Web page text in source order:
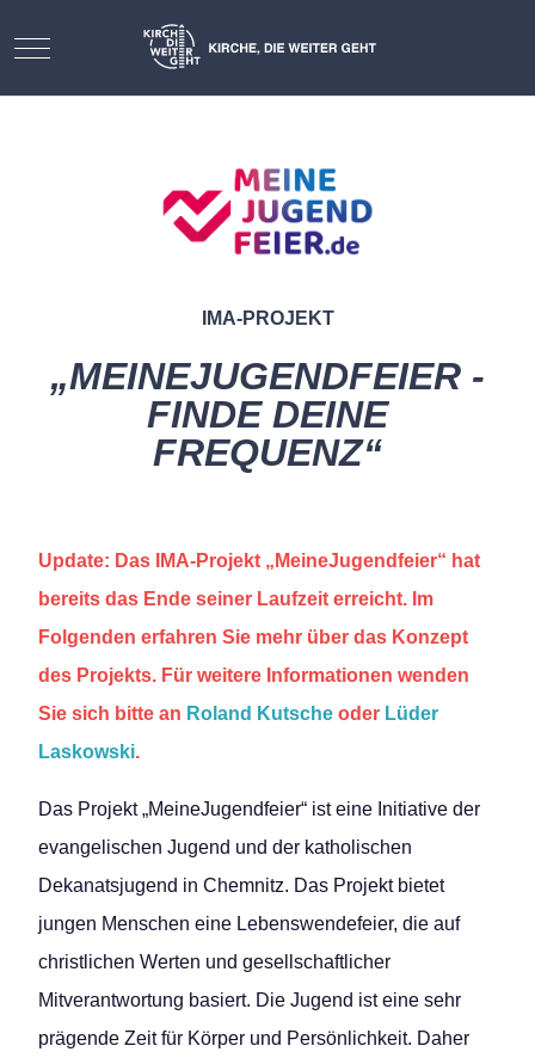
Mobile Menu Toggle
IMA-PROJEKT
„MEINEJUGENDFEIER -
FINDE DEINE
FREQUENZ“
Update: Das IMA-Projekt „MeineJugendfeier“ hat
bereits das Ende seiner Laufzeit erreicht. Im
Folgenden erfahren Sie mehr über das Konzept
des Projekts. Für weitere Informationen wenden
Sie sich bitte an Roland Kutsche oder Lüder
Laskowski.
Das Projekt „MeineJugendfeier“ ist eine Initiative der
evangelischen Jugend und der katholischen
Dekanatsjugend in Chemnitz. Das Projekt bietet
jungen Menschen eine Lebenswendefeier, die auf
christlichen Werten und gesellschaftlicher
Mitverantwortung basiert. Die Jugend ist eine sehr
prägende Zeit für Körper und Persönlichkeit. Daher